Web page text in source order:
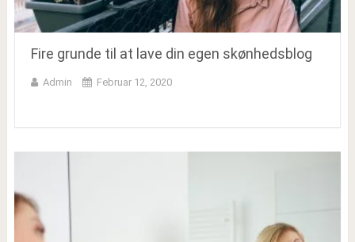
Fire grunde til at lave din egen skønhedsblog
Admin Februar 12, 2020